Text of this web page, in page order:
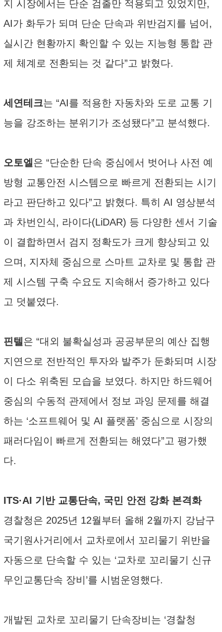
지 시장에서는 단순 검출만 적용되고 있었지만,
AI가 화두가 되며 단순 단속과 위반검지를 넘어,
실시간 현황까지 확인할 수 있는 지능형 통합 관
제 체계로 전환되는 것 같다”고 밝혔다.
세연테크는 “AI를 적용한 자동차와 도로 교통 기
능을 강조하는 분위기가 조성됐다”고 분석했다.
오토엘 은 “단순한 단속 중심에서 벗어나 사전 예
방형 교통안전 시스템으로 빠르게 전환되는 시기
라고 판단하고 있다”고 밝혔다. 특히 AI 영상분석
과 차번인식, 라이다(LiDAR) 등 다양한 센서 기술
이 결합하면서 검지 정확도가 크게 향상되고 있
으며, 지자체 중심으로 스마트 교차로 및 통합 관
제 시스템 구축 수요도 지속해서 증가하고 있다
고 덧붙였다.
핀텔 은 “대외 불확실성과 공공부문의 예산 집행
지연으로 전반적인 투자와 발주가 둔화되며 시장
이 다소 위축된 모습을 보였다. 하지만 하드웨어
중심의 수동적 관제에서 정보 과잉 문제를 해결
하는 ‘소프트웨어 및 AI 플랫폼’ 중심으로 시장의
패러다임이 빠르게 전환되는 해였다”고 평가했
다.
ITS·AI 기반 교통단속, 국민 안전 강화 본격화
경찰청은 2025년 12월부터 올해 2월까지 강남구
국기원사거리에서 교차로에서 꼬리물기 위반을
자동으로 단속할 수 있는 ‘교차로 꼬리물기 신규
무인교통단속 장비’를 시범운영했다.
개발된 교차로 꼬리물기 단속장비는 ‘경찰청